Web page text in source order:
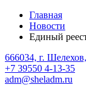
Главная
Новости
Единый
666034, г.
+7 39550 4-13-35
adm@sheladm.ru